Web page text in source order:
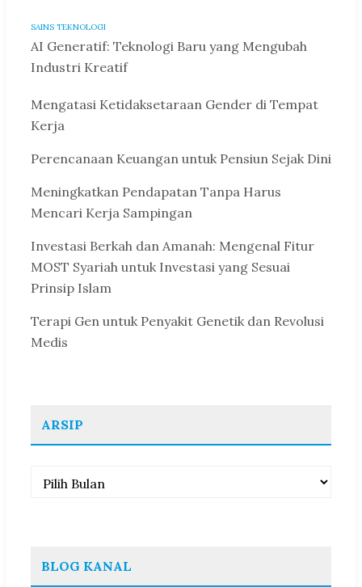
SAINS TEKNOLOGI
AI Generatif: Teknologi Baru yang Mengubah
Industri Kreatif
Mengatasi Ketidaksetaraan Gender di Tempat
Kerja
Perencanaan Keuangan untuk Pensiun Sejak Dini
Meningkatkan Pendapatan Tanpa Harus
Mencari Kerja Sampingan
Investasi Berkah dan Amanah: Mengenal Fitur
MOST Syariah untuk Investasi yang Sesuai
Prinsip Islam
Terapi Gen untuk Penyakit Genetik dan Revolusi
Medis
ARSIP
Arsip
BLOG KANAL